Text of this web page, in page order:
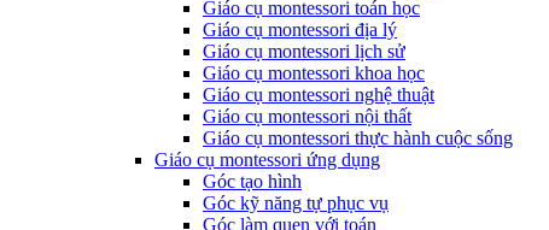
Giáo cụ montessori toán học
Giáo cụ montessori địa lý
Giáo cụ montessori lịch sử
Giáo cụ montessori khoa học
Giáo cụ montessori nghệ thuật
Giáo cụ montessori nội thất
Giáo cụ montessori thực hành cuộc sống
Giáo cụ montessori ứng dụng
Góc tạo hình
Góc kỹ năng tự phục vụ
Góc làm quen với toán